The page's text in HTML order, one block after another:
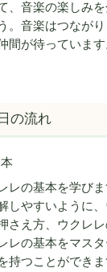
、音楽の楽しみ
。音楽はつなが
間が待っています
の流れ
レの基本を学び
しやすいように、
さえ方、ウクレ
レの基本をマス
持つことができま